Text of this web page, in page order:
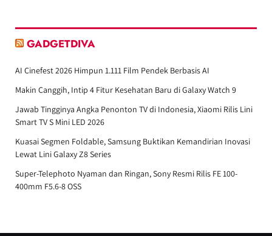
GADGETDIVA
AI Cinefest 2026 Himpun 1.111 Film Pendek Berbasis AI
Makin Canggih, Intip 4 Fitur Kesehatan Baru di Galaxy Watch 9
Jawab Tingginya Angka Penonton TV di Indonesia, Xiaomi Rilis Lini
Smart TV S Mini LED 2026
Kuasai Segmen Foldable, Samsung Buktikan Kemandirian Inovasi
Lewat Lini Galaxy Z8 Series
Super-Telephoto Nyaman dan Ringan, Sony Resmi Rilis FE 100-
400mm F5.6-8 OSS